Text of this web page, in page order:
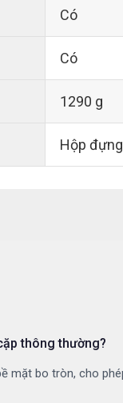
Có
Có
1290 g
Hộp
thông thường?
mặt bo tròn, cho